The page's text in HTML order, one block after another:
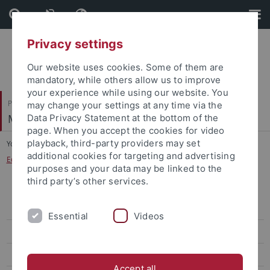
Skip
to
content
Skip
to
footer
Philosophische Fakultät
Musikwissenschaftliches Institut
You are here: Startseite
...
Edition Manfred Barbarini Lupus (Stiftsbibliothek St. Gallen)
(Steegmann/Mielke)
Edition Manfred Barbarini Lupus (Stiftsbibliothek St. Gallen)
Privacy settings
Our website uses cookies. Some of them are
mandatory, while others allow us to improve
your experience while using our website. You
may change your settings at any time via the
Data Privacy Statement at the bottom of the
page. When you accept the cookies for video
playback, third-party providers may set
additional cookies for targeting and advertising
purposes and your data may be linked to the
third party’s other services.
Essential Videos